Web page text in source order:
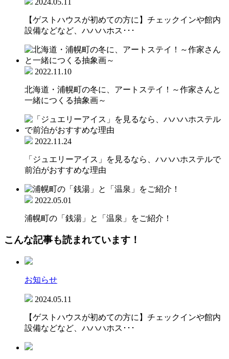
【ゲストハウスが初めての方に】チェックインや館内
設備などなど、ハハハホス･･･
2022.11.10
北海道・浦幌町の冬に、アートステイ！～作家さんと
一緒につくる抽象画～
2022.11.24
「ジュエリーアイス」を見るなら、ハハハホステルで
前泊がおすすめな理由
2022.05.01
浦幌町の「銭湯」と「温泉」をご紹介！
こんな記事も読まれています！
お知らせ
2024.05.11
【ゲストハウスが初めての方に】チェックインや館内
設備などなど、ハハハホス･･･